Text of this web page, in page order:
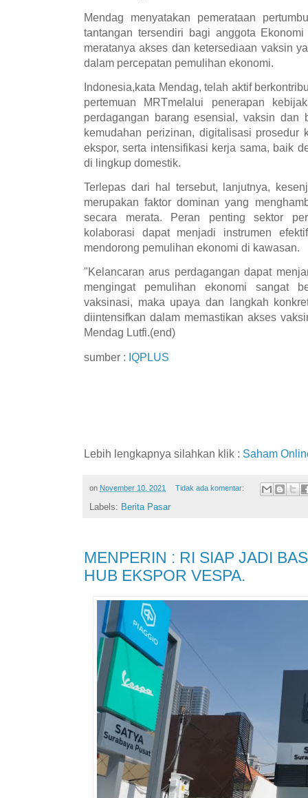
Mendag menyatakan pemerataan
tantangan tersendiri bagi anggota
meratanya akses dan ketersediaan vaksin
dalam percepatan pemulihan ekonomi.
Indonesia,kata Mendag, telah aktif
pertemuan MRTmelalui penerapan
perdagangan barang esensial, vaksin dan
kemudahan perizinan, digitalisasi prosedur
ekspor, serta intensifikasi kerja sama, baik
di lingkup domestik.
Terlepas dari hal tersebut, lanjutnya,
merupakan faktor dominan yang
secara merata. Peran penting sektor
kolaborasi dapat menjadi instrumen
mendorong pemulihan ekonomi di kawasan.
"Kelancaran arus perdagangan dapat
mengingat pemulihan ekonomi sangat
vaksinasi, maka upaya dan langkah
diintensifkan dalam memastikan akses
Mendag Lutfi.(end)
sumber : IQPLUS
Lebih lengkapnya silahkan klik : Saham
on November 10, 2021 Tidak ada komentar:
Labels: Berita Pasar
MENPERIN : RI SIAP JADI
HUB EKSPOR VESPA.